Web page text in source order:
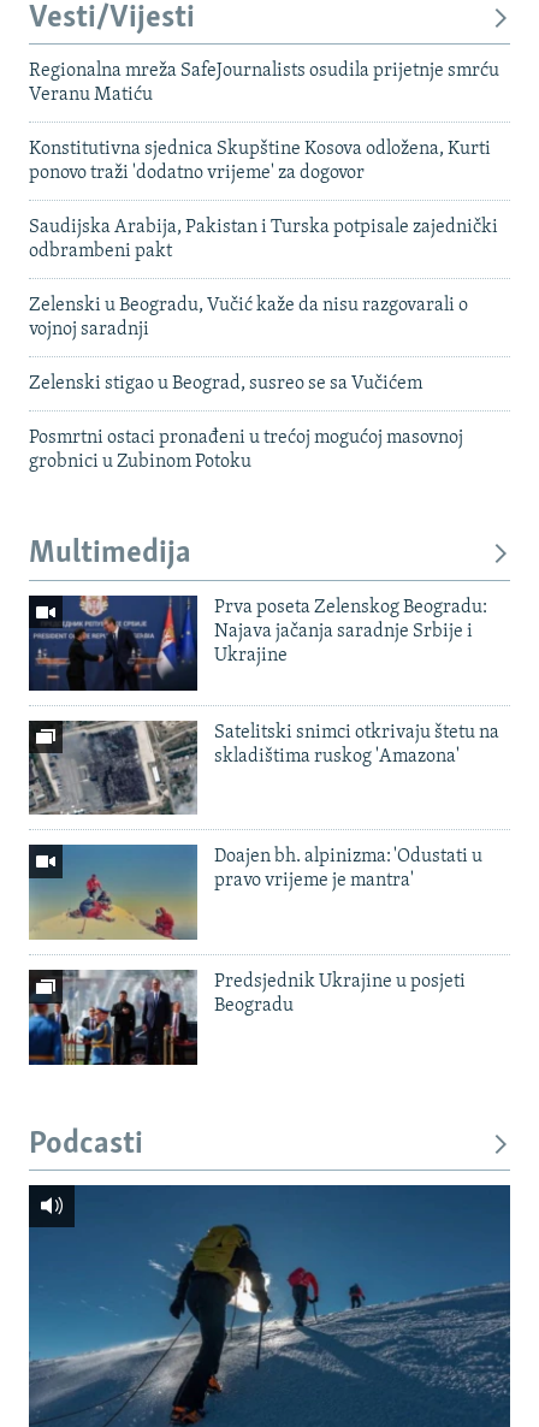
Vesti/Vijesti
Regionalna mreža SafeJournalists osudila prijetnje smrću
Veranu Matiću
Konstitutivna sjednica Skupštine Kosova odložena, Kurti
ponovo traži 'dodatno vrijeme' za dogovor
Saudijska Arabija, Pakistan i Turska potpisale zajednički
odbrambeni pakt
Zelenski u Beogradu, Vučić kaže da nisu razgovarali o
vojnoj saradnji
Zelenski stigao u Beograd, susreo se sa Vučićem
Posmrtni ostaci pronađeni u trećoj mogućoj masovnoj
grobnici u Zubinom Potoku
Multimedija
Prva poseta Zelenskog Beogradu:
Najava jačanja saradnje Srbije i
Ukrajine
Satelitski snimci otkrivaju štetu na
skladištima ruskog 'Amazona'
Doajen bh. alpinizma: 'Odustati u
pravo vrijeme je mantra'
Predsjednik Ukrajine u posjeti
Beogradu
Podcasti